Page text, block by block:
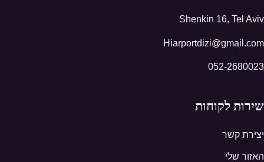
Shenkin 16, Tel Aviv
Hiarportdizi@gmail.com
052-2680023
שירות לקוחות
יצירת קשר
האזור שלי